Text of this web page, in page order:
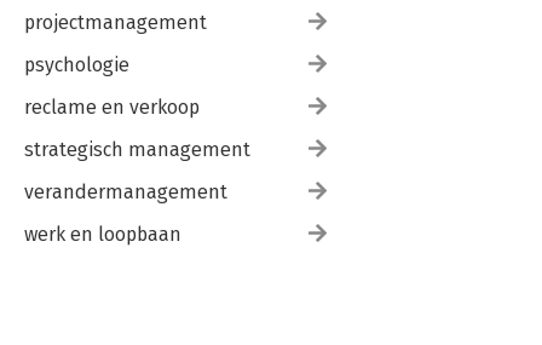
projectmanagement
psychologie
reclame en verkoop
strategisch management
verandermanagement
werk en loopbaan